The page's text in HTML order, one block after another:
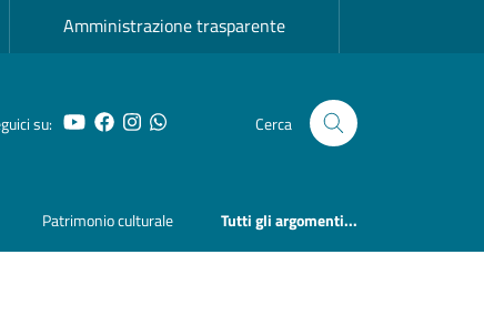
Amministrazione trasparente
su: YouTube
Facebook
Instagram
Whatsapp Cerca
Patrimonio culturale Tutti gli argomenti...